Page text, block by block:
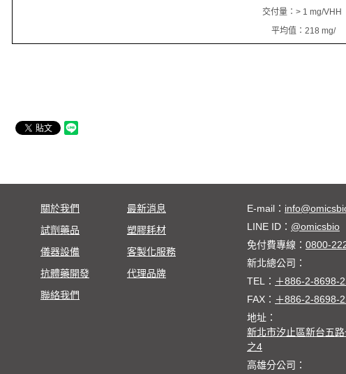
交付量：> 1 mg/VHH
平均值：218 mg/
關於我們
最新消息
試劑藥品
塑膠耗材
儀器設備
客製化服務
抗體藥開發
代理品牌
聯絡我們
E-mail：
LINE ID： @omicsbio
免付費專線： 0800-
新北總公司：
TEL： ＋886-2-8698-
FAX： ＋886-2-8698-
地址：
新北市汐止區新台五
之4
高雄分公司：